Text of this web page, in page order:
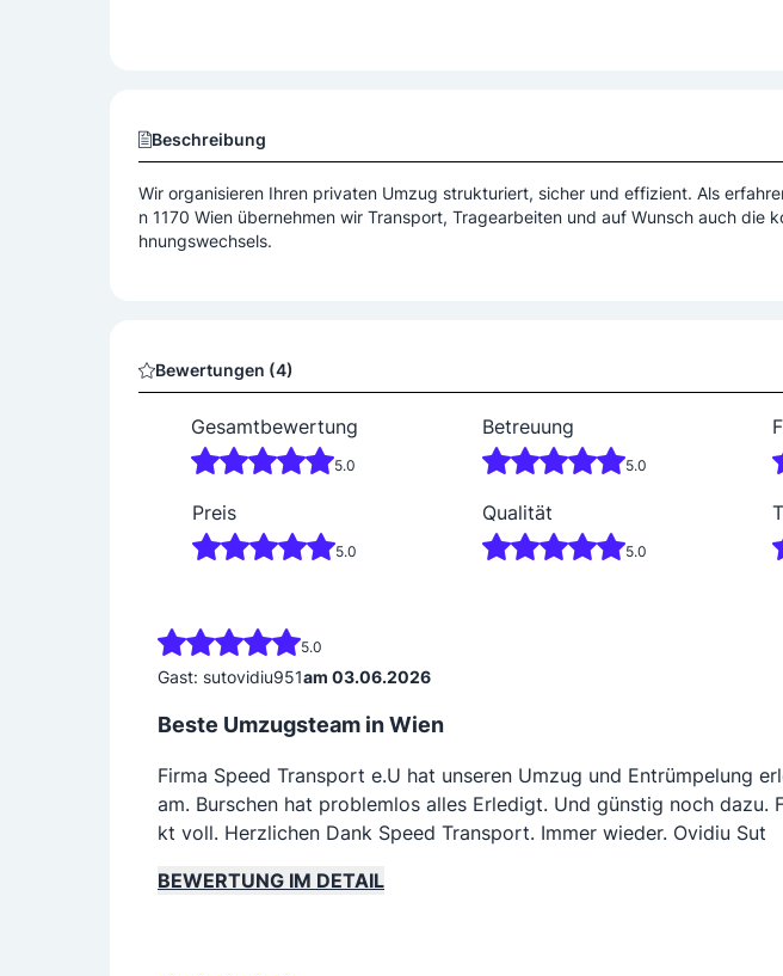
Beschreibung
Wir organisieren Ihren privaten Umzug strukturiert, sicher und effizient. Als
n 1170 Wien übernehmen wir Transport, Tragearbeiten und auf Wunsch auch die
hnungswechsels.
Bewertungen (4)
Gesamtbewertung
5.0
Betreuung
5.0
Preis
5.0
Qualität
5.0
5.0
Gast: sutovidiu951am 03.06.2026
Beste Umzugsteam in Wien
Firma Speed Transport e.U hat unseren Umzug und Entrümpelung
am. Burschen hat problemlos alles Erledigt. Und günstig noch dazu.
kt voll. Herzlichen Dank Speed Transport. Immer wieder. Ovidiu Sut
BEWERTUNG IM DETAIL